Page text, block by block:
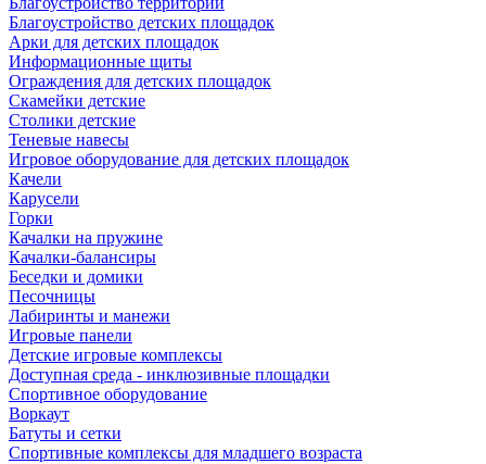
Благоустройство детских площадок
Арки для детских площадок
Информационные щиты
Ограждения для детских площадок
Скамейки детские
Столики детские
Теневые навесы
Игровое оборудование для детских площадок
Качели
Карусели
Горки
Качалки на пружине
Качалки-балансиры
Беседки и домики
Песочницы
Лабиринты и манежи
Игровые панели
Детские игровые комплексы
Доступная среда - инклюзивные площадки
Спортивное оборудование
Воркаут
Батуты и сетки
Спортивные комплексы для младшего возраста